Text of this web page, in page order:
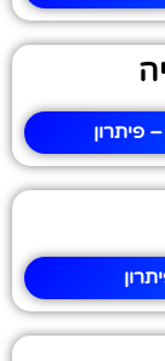
פיתרון